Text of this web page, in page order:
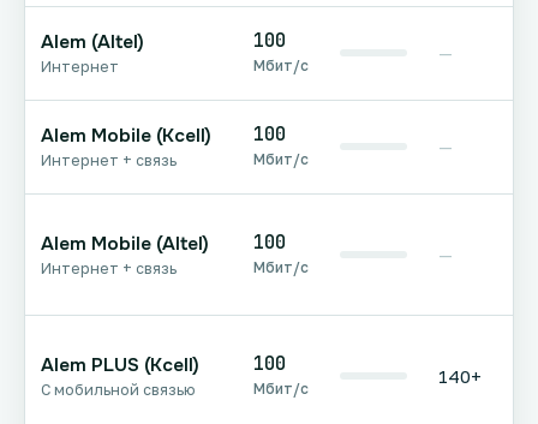
Alem (Altel)
Интернет
100
Мбит/с
—
Alem Mobile (Kcell)
Интернет + связь
100
Мбит/с
—
Alem Mobile (Altel)
Интернет + связь
100
Мбит/с
—
Alem PLUS (Kcell)
С мобильной связью
100
Мбит/с
140+